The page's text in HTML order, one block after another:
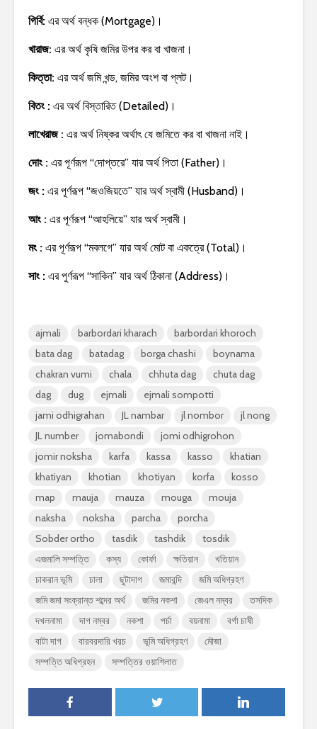
গির্বি: এর অর্থ বন্ধক (Mortgage)।
খারাজ: এর অর্থ কৃষি জমির উপর কর বা খাজনা।
কিত্তা: এর অর্থ জমি খন্ড, জমির অংশ বা প্লট।
বিতং : এর অর্থ বিস্তারিত (Detailed)।
লাখেরাজ : এর অর্থ নিষ্কর অর্থাৎ যে জমিতে কর বা খাজনা নাই।
দোং : এর পূর্ণরূপ “দোপ্তরে” যার অর্থ পিতা (Father)।
জং : এর পূর্ণরূপ “জওজিয়তে” যার অর্থ স্বামী (Husband)।
আং : এর পূর্ণরূপ “আহলিয়ে” যার অর্থ স্বামী।
মং : এর পূর্ণরূপ “মবলগে” যার অর্থ মোট বা একত্রে (Total)।
সাং : এর পুর্ণরূপ “সাকিন” যার অর্থ ঠিকানা (Address)।
ajmali barbordari kharach
barbordari khoroch
bata dag
batadag borga chashi
boynama
chakran vumi
chala chhuta dag
chuta dag
dag
dug ejmali
ejmali sompotti
jami odhigrahan
JL nambar jl nombor
jl nong
JL number
jomabondi
jomi odhigrohon
jomir noksha
karfa kassa kasso
khatian
khatiyan
khotian khotiyan korfa
kosso
map
mauja mauza mouga
mouja
naksha
noksha parcha
porcha
Sobder ortho
tasdik tashdik
tosdik
এজমালি সম্পত্তি
কস্য কোর্ফা ক্ষতিয়ান
খতিয়ান
চাকরান ভূমি
চালা ছুটাদাগ জমাবন্দি
জমি অধিগ্রহণ
জমি জমা সংক্রান্ত শব্দের অর্থ
জমির নকশা জেএল নম্বর
তসদিক
দখলনামা
দাগ নম্বর নকশা পর্চা বয়নামা
বর্গা চাষী
বাটা দাগ
বারবরদারি খরচ ভূমি অধিগ্রহণ
মৌজা
সম্পত্তি অধিগ্রহন
সম্পত্তির ওয়াশিলাত